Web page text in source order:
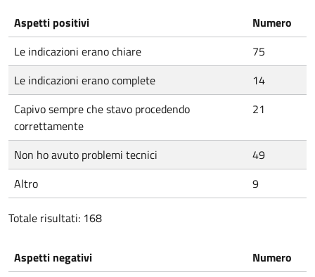
Aspetti positivi
Numero
Le indicazioni erano chiare
75
Le indicazioni erano complete
14
Capivo sempre che stavo procedendo
correttamente
21
Non ho avuto problemi tecnici
49
Altro
9
Totale risultati: 168
Aspetti negativi
Numero